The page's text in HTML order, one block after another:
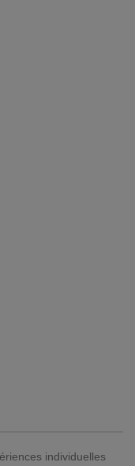
individuelles